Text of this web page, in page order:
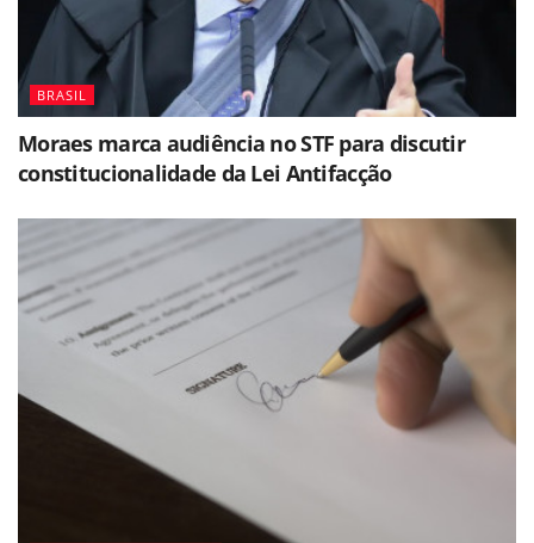
BRASIL
Moraes marca audiência no STF para discutir
constitucionalidade da Lei Antifacção